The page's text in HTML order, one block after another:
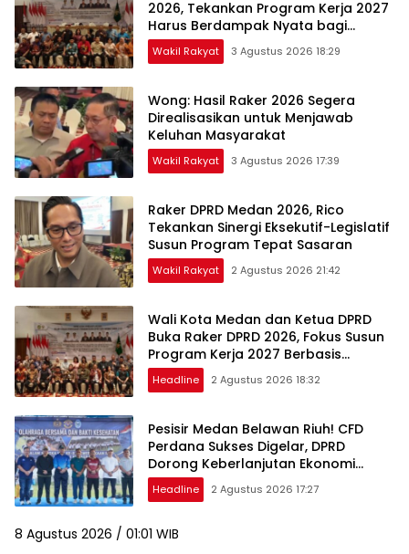
2026, Tekankan Program Kerja 2027
Harus Berdampak Nyata bagi
Masyarakat
Wakil Rakyat 3 Agustus 2026 18:29
Wong: Hasil Raker 2026 Segera
Direalisasikan untuk Menjawab
Keluhan Masyarakat
Wakil Rakyat 3 Agustus 2026 17:39
Raker DPRD Medan 2026, Rico
Tekankan Sinergi Eksekutif-Legislatif
Susun Program Tepat Sasaran
Wakil Rakyat 2 Agustus 2026 21:42
Wali Kota Medan dan Ketua DPRD
Buka Raker DPRD 2026, Fokus Susun
Program Kerja 2027 Berbasis
Digitalisasi dan Inovasi
Headline 2 Agustus 2026 18:32
Pesisir Medan Belawan Riuh! CFD
Perdana Sukses Digelar, DPRD
Dorong Keberlanjutan Ekonomi
Warga
Headline 2 Agustus 2026 17:27
8 Agustus 2026 / 01:01 WIB